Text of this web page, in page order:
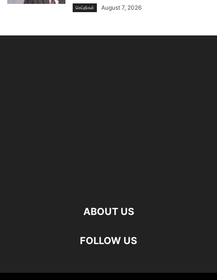
செய்திகள் August 7, 2026
ABOUT US
FOLLOW US